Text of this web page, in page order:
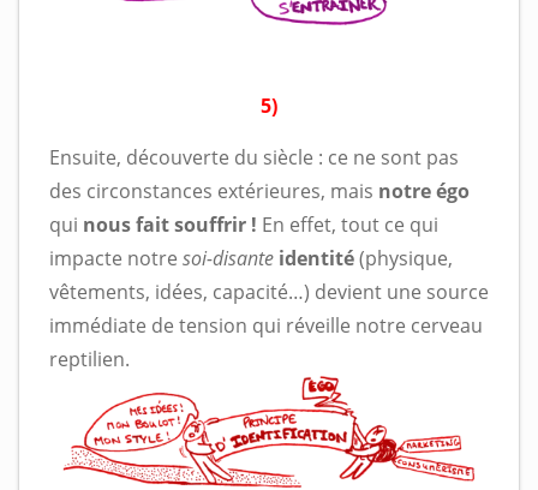
5)
Ensuite, découverte du siècle : ce ne sont pas
des circonstances extérieures, mais notre égo
qui nous fait souffrir ! En effet, tout ce qui
impacte notre soi-disante identité(physique,
vêtements, idées, capacité…) devient une source
immédiate de tension qui réveille notre cerveau
reptilien.